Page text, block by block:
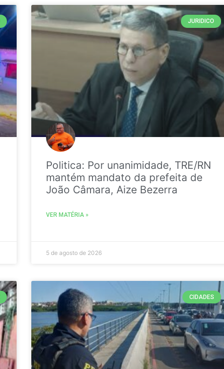
JURIDICO
Politica: Por unanimidade, TRE/RN
mantém mandato da prefeita de
João Câmara, Aize Bezerra
VER MATÉRIA »
5 de agosto de 2026
CIDADES